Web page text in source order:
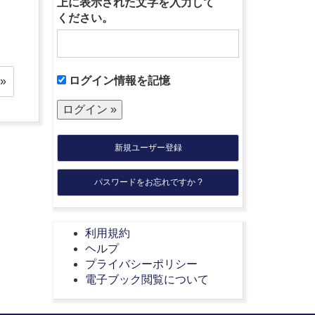
上に表示された文字を入力して
ください。
ログイン情報を記憶
新規ユーザー登録
パスワードをお忘れですか ?
利用規約
ヘルプ
プライバシーポリシー
電子ブック閲覧について